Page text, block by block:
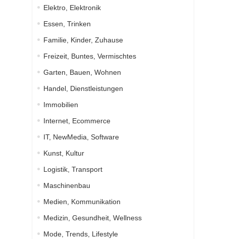
Elektro, Elektronik
Essen, Trinken
Familie, Kinder, Zuhause
Freizeit, Buntes, Vermischtes
Garten, Bauen, Wohnen
Handel, Dienstleistungen
Immobilien
Internet, Ecommerce
IT, NewMedia, Software
Kunst, Kultur
Logistik, Transport
Maschinenbau
Medien, Kommunikation
Medizin, Gesundheit, Wellness
Mode, Trends, Lifestyle